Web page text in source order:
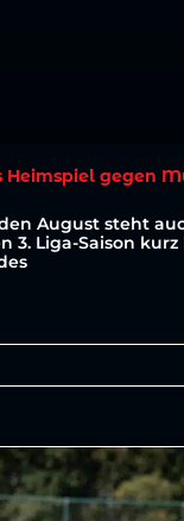
Heimspiel gegen
August steht
3. Liga-Saison kurz